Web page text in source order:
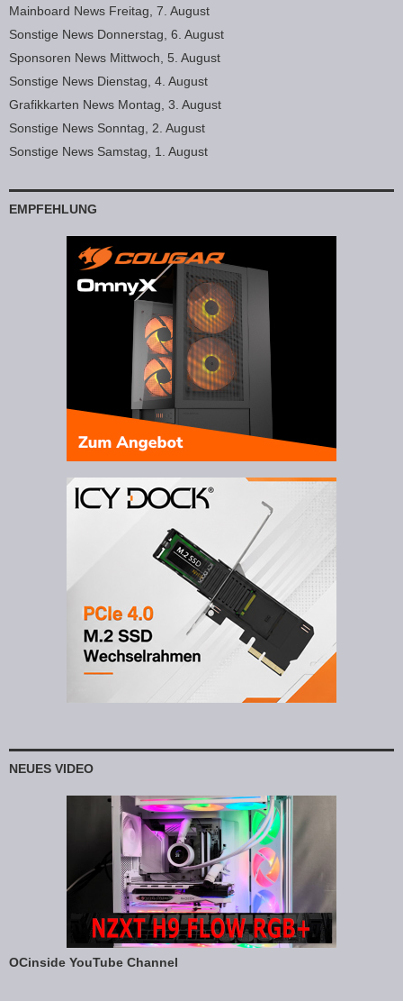
Mainboard News Freitag, 7. August
Sonstige News Donnerstag, 6. August
Sponsoren News Mittwoch, 5. August
Sonstige News Dienstag, 4. August
Grafikkarten News Montag, 3. August
Sonstige News Sonntag, 2. August
Sonstige News Samstag, 1. August
EMPFEHLUNG
NEUES VIDEO
OCinside YouTube Channel